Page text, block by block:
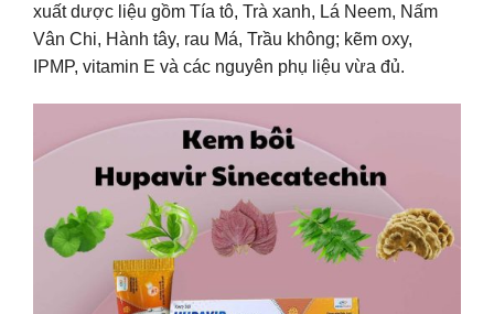
xuất dược liệu gồm Tía tô, Trà xanh, Lá Neem, Nấm
Vân Chi, Hành tây, rau Má, Trầu không; kẽm oxy,
IPMP, vitamin E và các nguyên phụ liệu vừa đủ.